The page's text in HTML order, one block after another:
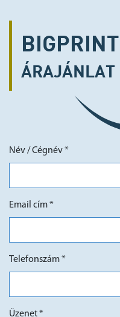
BIGPRINT
ÁRAJÁNLAT
Név / Cégnév *
Email cím *
Telefonszám *
Üzenet *